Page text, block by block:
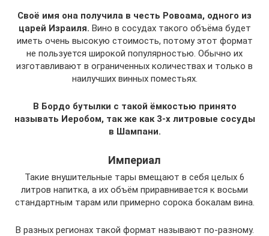
Своё имя она получила в честь Ровоама, одного из
царей Израиля. Вино в сосудах такого объёма будет
иметь очень высокую стоимость, потому этот формат
не пользуется широкой популярностью. Обычно их
изготавливают в ограниченных количествах и только в
наилучших винных поместьях.
В Бордо бутылки с такой ёмкостью принято
называть Иеробом, так же как 3-х литровые сосуды
в Шампани.
Империал
Такие внушительные тары вмещают в себя целых 6
литров напитка, а их объём приравнивается к восьми
стандартным тарам или примерно сорока бокалам вина.
В разных регионах такой формат называют по-разному.